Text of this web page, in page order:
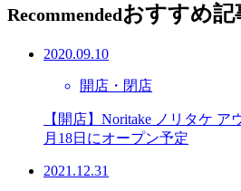
Recommendedおすすめ記
2020.09.10
開店・閉店
【開店】Noritake ノリタケ
月18日にオープン予定
2021.12.31